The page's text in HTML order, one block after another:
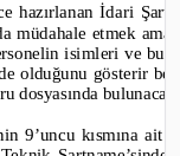
hazırlanan İdari
müdahale etmek
isimleri ve bu
olduğunu gösterir
dosyasında
9’uncu kısmına